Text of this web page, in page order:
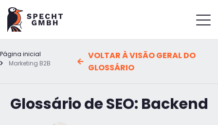
Página inicial
Marketing B2B
VOLTAR À VISÃO GERAL DO
GLOSSÁRIO
Glossário de SEO: Backend